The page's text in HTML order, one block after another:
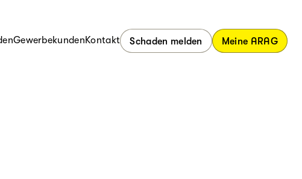
GewerbekundenKontakt Schaden melden Meine ARAG